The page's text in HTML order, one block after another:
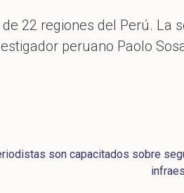
22 regiones del Perú. La
peruano Paolo
son capacitados sobre